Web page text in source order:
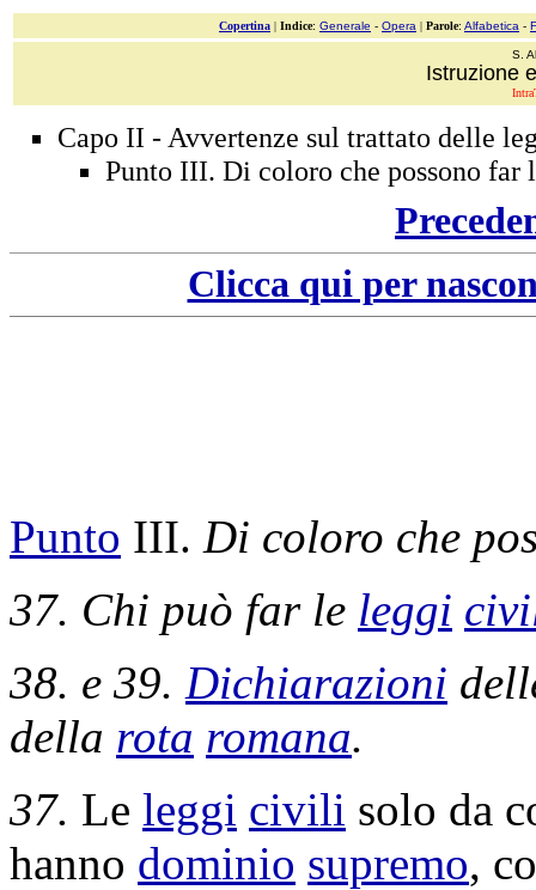
Copertina | Indice: Generale - Opera | Parole: Alfabetica -
S.
Istruzione
Capo II - Avvertenze sul trattato delle
Punto III. Di coloro che possono far
Clicca qui per
Punto III. Di coloro che
37. Chi può far le leggi
38. e 39. Dichiarazioni
della rota romana.
37. Le leggi civili solo da
hanno dominio supremo,